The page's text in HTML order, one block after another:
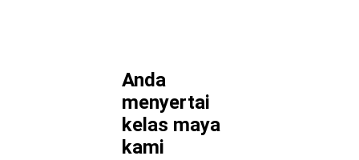
Anda
menyertai
kelas maya
kami